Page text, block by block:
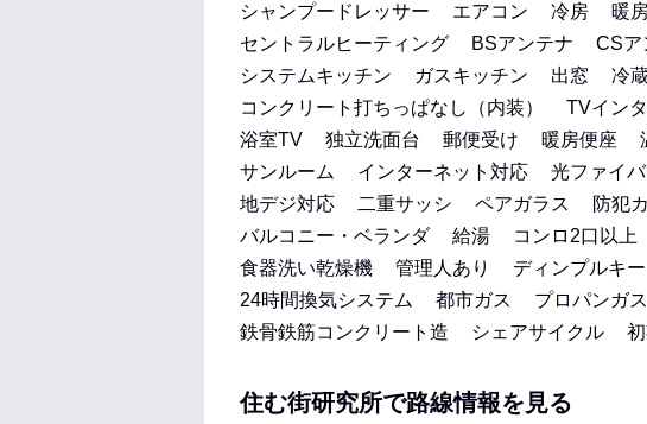
シャンプードレッサー
エアコン 冷房 暖
セントラルヒーティング
BSアンテナ CSア
システムキッチン
ガスキッチン 出窓 冷
コンクリート打ちっぱなし（内装）
TVイン
浴室TV
独立洗面台 郵便受け 暖房便座
サンルーム
インターネット対応 光ファイ
地デジ対応
二重サッシ ペアガラス 防犯
バルコニー・ベランダ
給湯 コンロ2口以上
食器洗い乾燥機
管理人あり ディンプルキー
24時間換気システム
都市ガス プロパンガス
鉄骨鉄筋コンクリート造
シェアサイクル
住む街研究所で路線情報を見る